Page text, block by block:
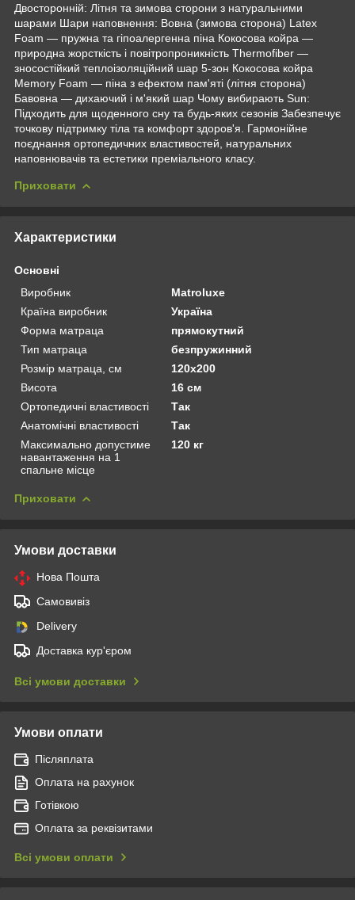
Двосторонній: Літня та зимова сторони з натуральними
шарами Шари наповнення: Вовна (зимова сторона) Latex
Foam — пружна та гіпоалергенна піна Кокосова койра —
природна жорсткість і повітропроникність Thermofiber —
зносостійкий теплоізоляційний шар 5-зон Кокосова койра
Memory Foam — піна з ефектом пам'яті (літня сторона)
Бавовна — дихаючий і м'який шар Чому вибирають Sun:
Підходить для щоденного сну та будь-яких сезонів Забезпечує
точкову підтримку тіла та комфорт здоров'я. Гармонійне
поєднання ортопедичних властивостей, натуральних
наповнювачів та естетики преміального класу.
Приховати
Характеристики
Основні
Виробник
Matroluxe
Країна виробник
Україна
Форма матраца
прямокутний
Тип матраца
безпружинний
Розмір матраца, см
120х200
Висота
16 см
Ортопедичні властивості
Так
Анатомічні властивості
Так
Максимально допустиме
навантаження на 1
спальне місце
120 кг
Приховати
Умови доставки
Нова Пошта
Самовивіз
Delivery
Доставка кур'єром
Всі умови доставки
Умови оплати
Післяплата
Оплата на рахунок
Готівкою
Оплата за реквізитами
Всі умови оплати